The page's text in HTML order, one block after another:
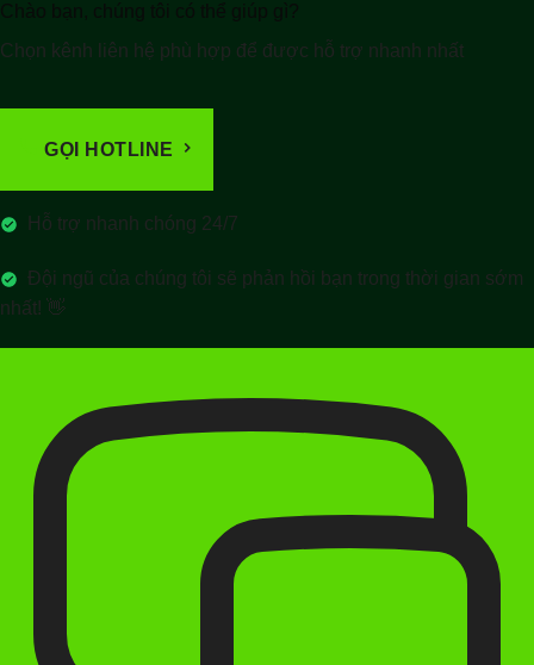
Chào bạn, chúng tôi có thể giúp gì?
Chọn kênh liên hệ phù hợp để được hỗ trợ nhanh nhất
GỌI HOTLINE
Hỗ trợ nhanh chóng 24/7
Đội ngũ của chúng tôi sẽ phản hồi bạn trong thời gian sớm
nhất! 👋